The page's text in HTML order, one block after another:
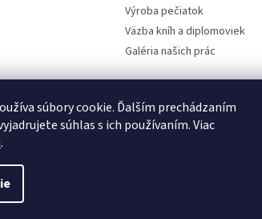
súbory cookie. Ďalším prechádzaním
súhlas s ich používaním. Viac
.
Výroba pečiatok
Väzba kníh a diplomoviek
Galéria našich prác